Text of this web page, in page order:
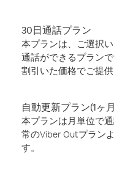
30日通話プラン
本プランは、ご選択
通話ができるプラン
割引いた価格でご提供
自動更新プラン(1ヶ
本プランは月単位で
常のViber Outプラン
す。